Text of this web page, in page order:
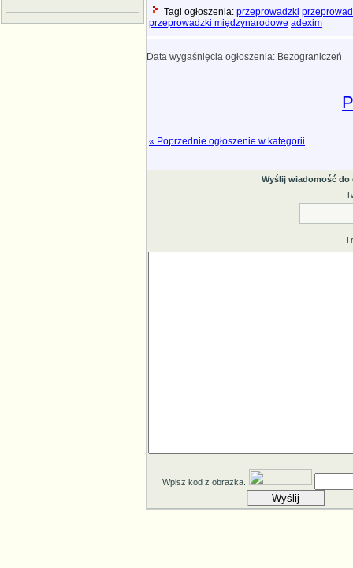
Tagi ogłoszenia: przeprowadzki
przeprowadzki międzynarodowe adexim
Data wygaśnięcia ogłoszenia: Bezograniczeń
« Poprzednie ogłoszenie w kategorii
Wyślij wiadomość
Wpisz kod z obrazka.